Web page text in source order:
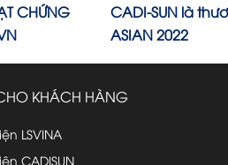
CHỨNG
CADI-SUN là
ASIAN 2022
KHÁCH HÀNG
LSVINA
CADISUN